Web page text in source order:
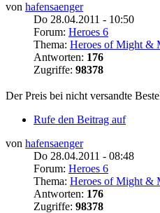
von hafensaenger
Do 28.04.2011 - 10:50
Forum: Heroes 6
Thema: Heroes of Might &
Antworten: 176
Zugriffe: 98378
Der Preis bei nicht versandte
Rufe den Beitrag auf
von hafensaenger
Do 28.04.2011 - 08:48
Forum: Heroes 6
Thema: Heroes of Might &
Antworten: 176
Zugriffe: 98378